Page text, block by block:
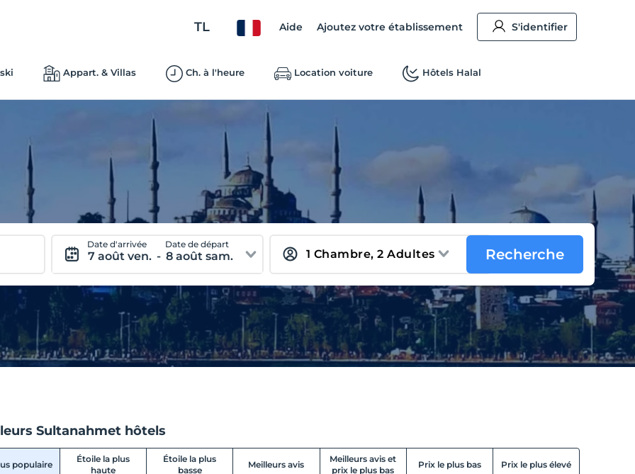
TL Aide Ajoutez votre établissement S'identifier
Appart. & Villas Ch. à l'heure Location voiture Hôtels Halal
Date d'arrivée
7 août ven. -
Date de départ
8 août sam. Recherche
Sultanahmet hôtels
populaire
Étoile la plus
haute
Étoile la plus
basse
Meilleurs avis
Meilleurs avis et
prix le plus bas
Prix le plus bas Prix le plus élevé